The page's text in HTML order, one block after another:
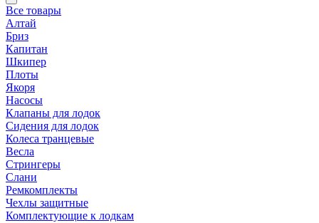
Все товары
Алтай
Бриз
Капитан
Шкипер
Плоты
Якоря
Насосы
Клапаны для лодок
Сидения для лодок
Колеса транцевые
Весла
Стрингеры
Слани
Ремкомплекты
Чехлы защитные
Комплектующие к лодкам